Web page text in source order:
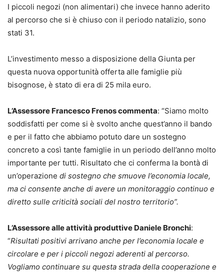
I piccoli negozi (non alimentari) che invece hanno aderito
al percorso che si è chiuso con il periodo natalizio, sono
stati 31.
L’investimento messo a disposizione della Giunta per
questa nuova opportunità offerta alle famiglie più
bisognose, è stato di era di 25 mila euro.
L’Assessore Francesco Frenos commenta: “Siamo molto
soddisfatti per come si è svolto anche quest’anno il bando
e per il fatto che abbiamo potuto dare un sostegno
concreto a così tante famiglie in un periodo dell’anno molto
importante per tutti. Risultato che ci conferma la bontà di
un’operazione di sostegno che smuove l’economia locale,
ma ci consente anche di avere un monitoraggio continuo e
diretto sulle criticità sociali del nostro territorio”.
L’Assessore alle attività produttive Daniele Bronchi:
“Risultati positivi arrivano anche per l’economia locale e
circolare e per i piccoli negozi aderenti al percorso.
Vogliamo continuare su questa strada della cooperazione e